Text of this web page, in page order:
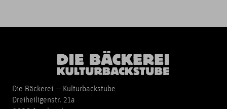
Die Bäckerei — Kulturbackstube
Dreiheiligenstr. 21a